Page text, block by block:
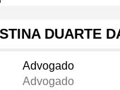
DUARTE
Advogado
Advogado